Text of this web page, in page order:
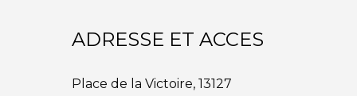
ADRESSE ET ACCES
Place de la Victoire, 13127